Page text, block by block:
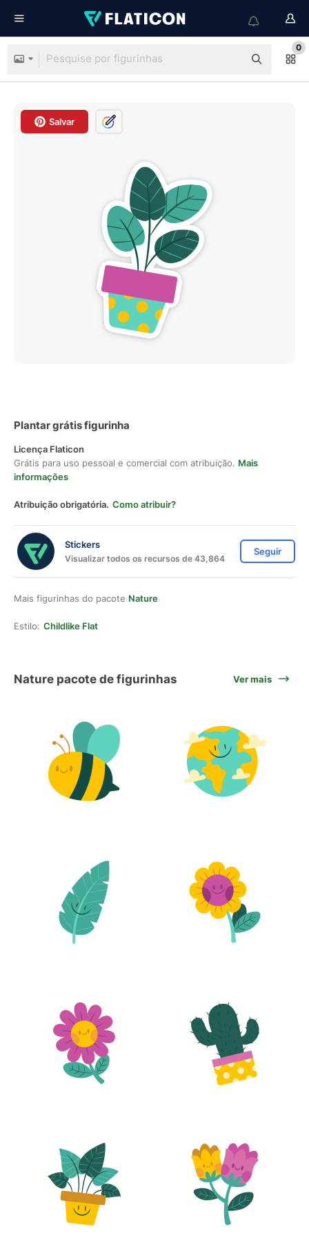
0
Salvar
Plantar grátis figurinha
Licença Flaticon
Grátis para uso pessoal e comercial com atribuição. Mais
informações
Atribuição obrigatória. Como atribuir?
Stickers
Visualizar todos os recursos de 43,864
Seguir
Mais figurinhas do pacote Nature
Estilo: Childlike Flat
Nature pacote de figurinhas Ver mais